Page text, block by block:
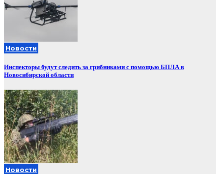
Новости
Инспекторы будут следить за грибниками с помощью БПЛА в
Новосибирской области
Новости